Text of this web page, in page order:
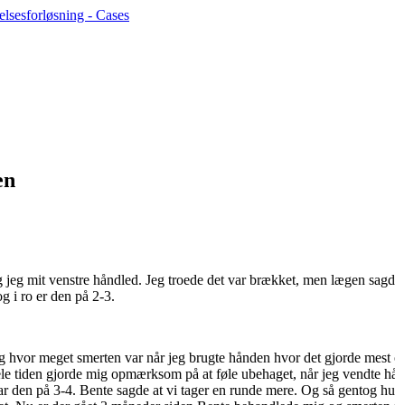
jeg mit venstre håndled. Jeg troede det var brækket, men lægen
i ro er den på 2-3.
meget smerten var når jeg brugte hånden hvor det gjorde
tiden gjorde mig opmærksom på at føle ubehaget, når jeg
den på 3-4. Bente sagde at vi tager en runde mere. Og så gentog